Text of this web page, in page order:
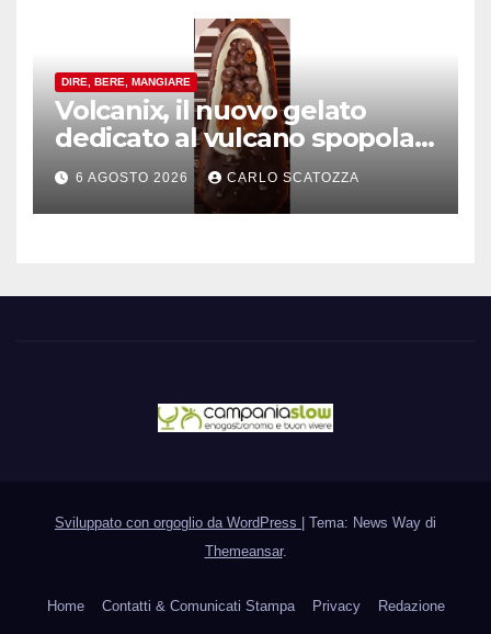
DIRE, BERE, MANGIARE
Volcanix, il nuovo gelato
dedicato al vulcano spopola,
è nato a Caivano
6 AGOSTO 2026 CARLO SCATOZZA
Sviluppato con orgoglio da WordPress | Tema: News Way di
Themeansar.
Home Contatti & Comunicati Stampa Privacy Redazione